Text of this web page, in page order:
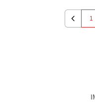
Previous
1